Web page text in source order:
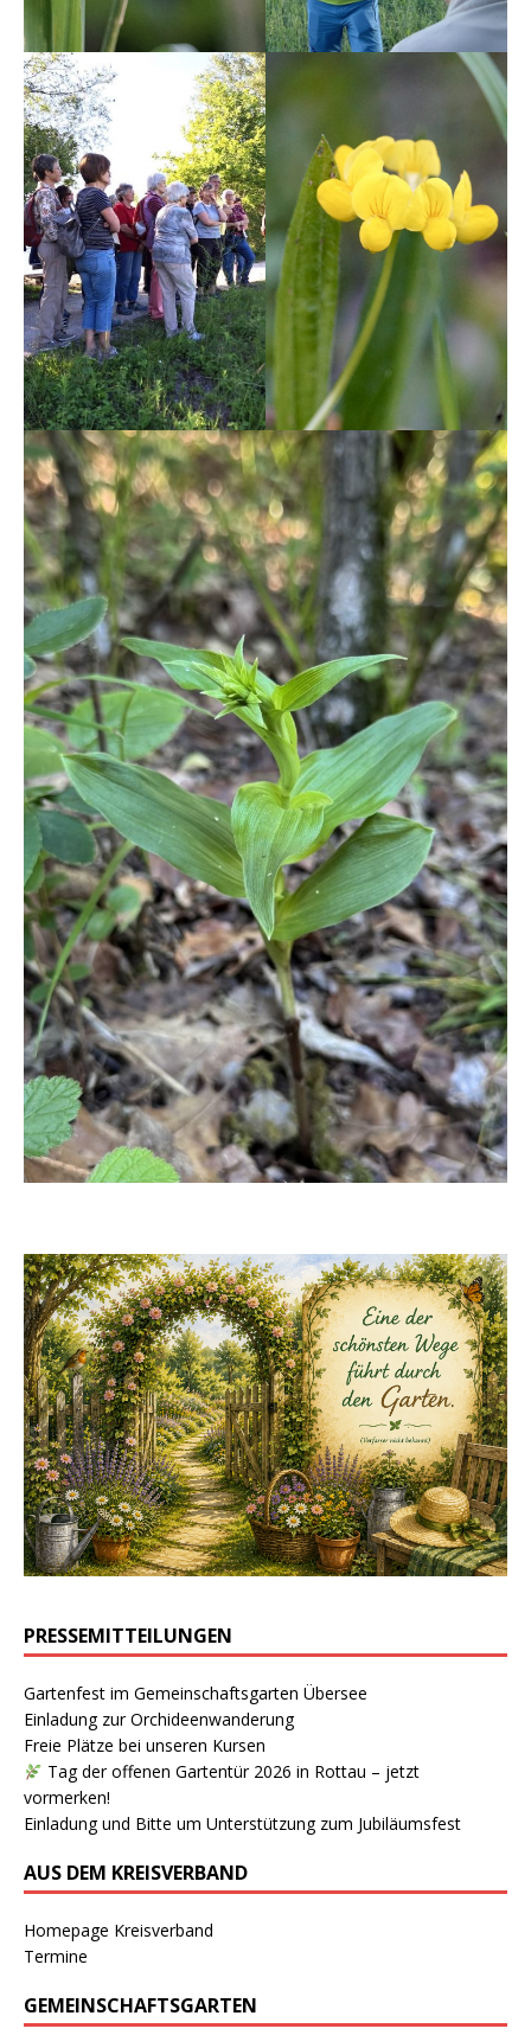
PRESSEMITTEILUNGEN
Gartenfest im Gemeinschaftsgarten Übersee
Einladung zur Orchideenwanderung
Freie Plätze bei unseren Kursen
Tag der offenen Gartentür 2026 in Rottau – jetzt
vormerken!
Einladung und Bitte um Unterstützung zum Jubiläumsfest
AUS DEM KREISVERBAND
Homepage Kreisverband
Termine
GEMEINSCHAFTSGARTEN